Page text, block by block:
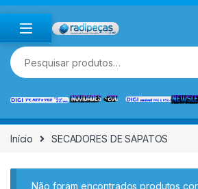
Skip to navigation
Skip to content
Pesquisar por:
Início SECADORES DE SAPATOS
Não foram encontrados produtos